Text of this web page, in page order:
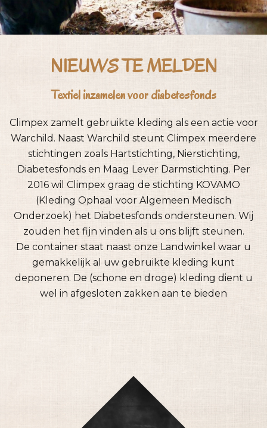
NIEUWSTE MELDEN
Textiel inzamelen voor diabetesfonds
Climpex zamelt gebruikte kleding als een actie voor
Warchild. Naast Warchild steunt Climpex meerdere
stichtingen zoals Hartstichting, Nierstichting,
Diabetesfonds en Maag Lever Darmstichting. Per
2016 wil Climpex graag de stichting KOVAMO
(Kleding Ophaal voor Algemeen Medisch
Onderzoek) het Diabetesfonds ondersteunen. Wij
zouden het fijn vinden als u ons blijft steunen.
De container staat naast onze Landwinkel waar u
gemakkelijk al uw gebruikte kleding kunt
deponeren. De (schone en droge) kleding dient u
wel in afgesloten zakken aan te bieden